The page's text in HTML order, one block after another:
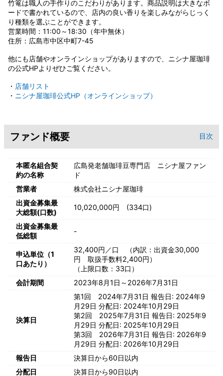
竹篭は職人の手作りのこだわりがあります。商品説明は大きなボ
ードで書かれているので、店内の良い香りを楽しみながらじっく
り種類を選ぶことができます。
営業時間：11:00～18:30（年中無休）
住所：広島市中区中町7-45
他にも店舗やオンラインショップがありますので、ニシナ屋珈琲
の公式HPよりぜひご覧ください。
・ 店舗リスト
・ ニシナ屋珈琲公式HP（オンラインショップ）
ファンド概要 目次
本匿名組合契
約の名称
広島発老舗珈琲豆専門店 ニシナ屋ファン
ド
営業者
株式会社ニシナ屋珈琲
出資金募集最
大総額(口数)
10,020,000円 (334口)
出資金募集最
低総額
-
申込単位（1
口あたり）
32,400円／口 （内訳：出資金30,000
円 取扱手数料2,400円）
（上限口数：33口）
会計期間
2023年8月1日～2026年7月31日
決算日
第1回 2024年7月31日 報告日: 2024年9
月29日 分配日: 2024年10月29日
第2回 2025年7月31日 報告日: 2025年9
月29日 分配日: 2025年10月29日
第3回 2026年7月31日 報告日: 2026年9
月29日 分配日: 2026年10月29日
報告日
決算日から60日以内
分配日
決算日から90日以内